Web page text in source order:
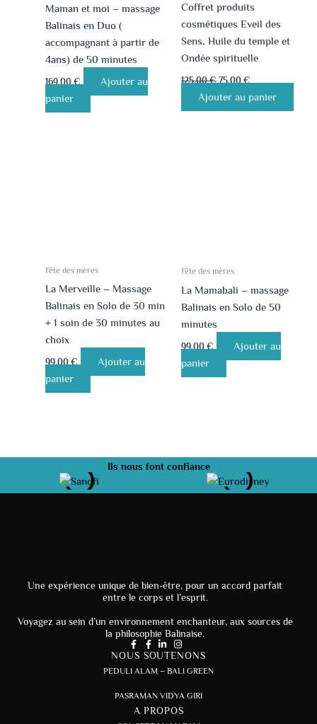
Maman et moi – massage
Balinais en Duo (
accompagnant à partir de
4ans) de 50 minutes
169.00€
Ajouter au
panier
Coffret produits
cosmétiques Eveil des
Sens, Huile du temple et
Ondée spirituelle
125.00€ 75.00€
Ajouter au panier
Fête des mères
La Merveille – Massage
Balinais en Solo de 30 min
+ 1 soin de 30 minutes au
choix
99.00€
Ajouter au
panier
Fête des mères
La Mamabali – massage
Balinais en Solo de 50
minutes
99.00 €
Ajouter au
panier
Ils nous font confiance
Une expérience unique de bien-être, pour un accord parfait
entre le corps et l’esprit.
Voyagez au sein d’un environnement enchanteur, aux sources de
la philosophie Balinaise.
NOUS SOUTENONS
PEDULI ALAM – BALI GREEN
PASRAMAN VIDYA GIRI
A PROPOS